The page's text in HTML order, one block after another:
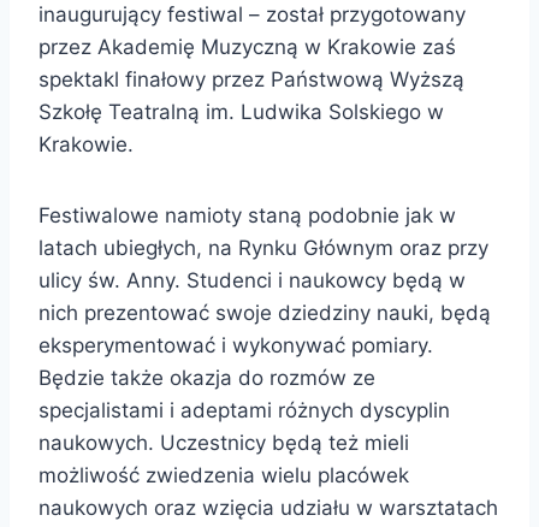
inaugurujący festiwal – został przygotowany
przez Akademię Muzyczną w Krakowie zaś
spektakl finałowy przez Państwową Wyższą
Szkołę Teatralną im. Ludwika Solskiego w
Krakowie.
Festiwalowe namioty staną podobnie jak w
latach ubiegłych, na Rynku Głównym oraz przy
ulicy św. Anny. Studenci i naukowcy będą w
nich prezentować swoje dziedziny nauki, będą
eksperymentować i wykonywać pomiary.
Będzie także okazja do rozmów ze
specjalistami i adeptami różnych dyscyplin
naukowych. Uczestnicy będą też mieli
możliwość zwiedzenia wielu placówek
naukowych oraz wzięcia udziału w warsztatach